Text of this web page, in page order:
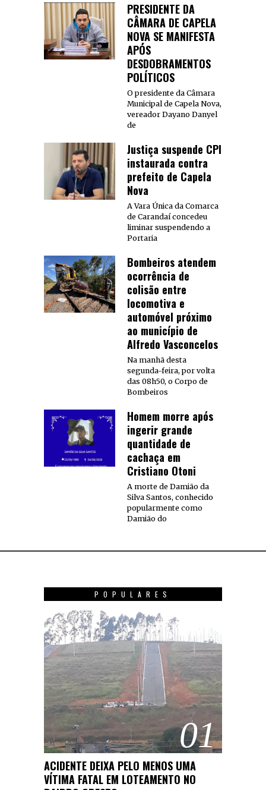
PRESIDENTE DA
CÂMARA DE CAPELA
NOVA SE MANIFESTA
APÓS
DESDOBRAMENTOS
POLÍTICOS
O presidente da Câmara
Municipal de Capela Nova,
vereador Dayano Danyel
de
Justiça suspende CPI
instaurada contra
prefeito de Capela
Nova
A Vara Única da Comarca
de Carandaí concedeu
liminar suspendendo a
Portaria
Bombeiros atendem
ocorrência de
colisão entre
locomotiva e
automóvel próximo
ao município de
Alfredo Vasconcelos
Na manhã desta
segunda-feira, por volta
das 08h50, o Corpo de
Bombeiros
Homem morre após
ingerir grande
quantidade de
cachaça em
Cristiano Otoni
A morte de Damião da
Silva Santos, conhecido
popularmente como
Damião do
POPULARES
01
ACIDENTE DEIXA PELO MENOS UMA
VÍTIMA FATAL EM LOTEAMENTO NO